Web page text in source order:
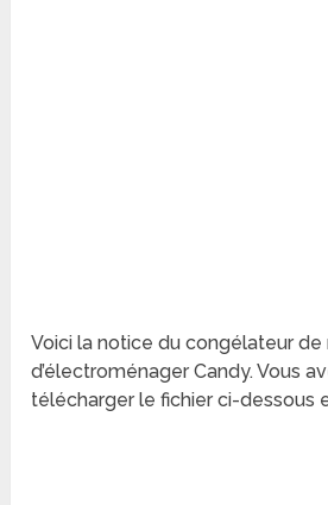
Voici la notice du congélateur de
d’électroménager Candy. Vous
télécharger le fichier ci-dessous